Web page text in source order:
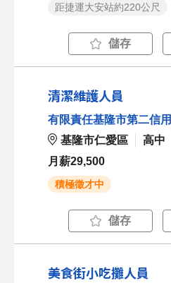
距捷運大安站約220公尺
儲存
清潔維護人員
有限責任基隆市第二信
基隆市仁愛區
高中
月薪29,500
積極徵才中
儲存
美食街小吃攤人員